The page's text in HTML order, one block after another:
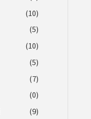
(10)
(5)
(10)
(5)
(7)
(0)
(9)